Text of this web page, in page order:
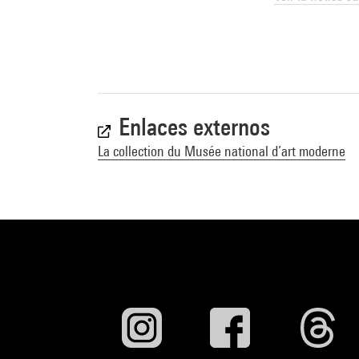
juin - 25 août
préfecture de
Voir la notice
Chagall : Le
Musée
Enlaces externos
La collection du Musée national d’art moderne